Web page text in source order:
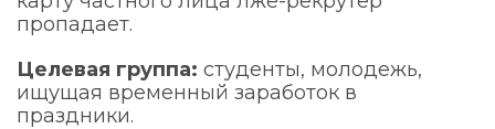
пропадает.
Целевая группа: студенты, молодежь,
ищущая временный заработок в
праздники.